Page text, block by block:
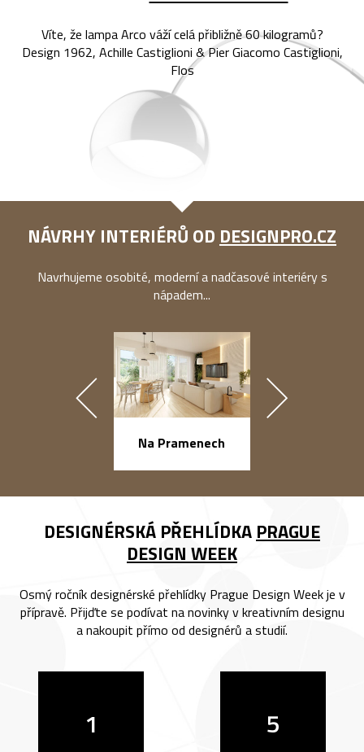
Víte, že lampa Arco váží celá přibližně 60 kilogramů?
Design 1962, Achille Castiglioni & Pier Giacomo Castiglioni,
Flos
NÁVRHY INTERIÉRŮ OD DESIGNPRO.CZ
Navrhujeme osobité, moderní a nadčasové interiéry s
nápadem...
Na Pramenech
DESIGNÉRSKÁ PŘEHLÍDKA PRAGUE
DESIGN WEEK
Osmý ročník designérské přehlídky Prague Design Week je v
přípravě. Přijďte se podívat na novinky v kreativním designu
a nakoupit přímo od designérů a studií.
1 5